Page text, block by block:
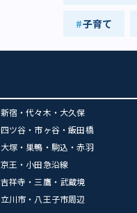
子育て
新宿・代々木・大久保
四ツ谷・市ヶ谷・飯田橋
大塚・巣鴨・駒込・赤羽
京王・小田急沿線
吉祥寺・三鷹・武蔵境
立川市・八王子市周辺